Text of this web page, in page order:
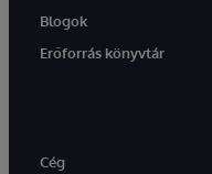
Blogok
Erőforrás könyvtár
Cég